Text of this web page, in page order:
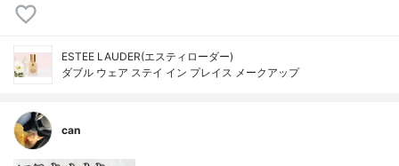
ESTEE LAUDER(エスティローダー)
ダブル ウェア ステイ イン プレイス メークアップ
can